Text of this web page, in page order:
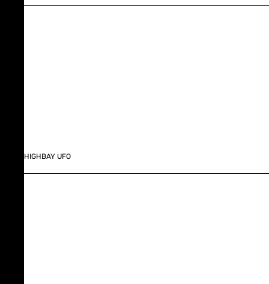
HIGHBAY UFO